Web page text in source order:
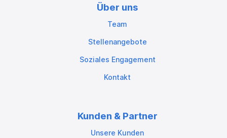
Über uns
Team
Stellenangebote
Soziales Engagement
Kontakt
Kunden & Partner
Unsere Kunden